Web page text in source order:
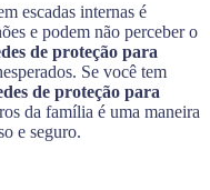
escadas internas é
e podem não perceber o
de proteção para
Se você tem
de proteção para
da família é uma maneira
e seguro.